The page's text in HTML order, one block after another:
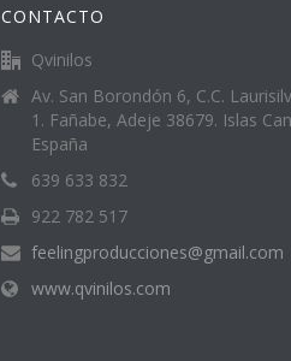
CONTACTO
Qvinilos
Av. San Borondón 6, C.C.
1. Fañabe, Adeje 38679. Islas
España
639 633 832
922 782 517
feelingproducciones@gmail.com
www.qvinilos.com